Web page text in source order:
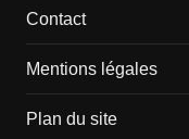
Contact
Mentions légales
Plan du site